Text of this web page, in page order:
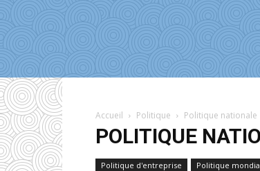
Accueil Politique Politique nationale
POLITIQUE
Politique d'entreprise Politique